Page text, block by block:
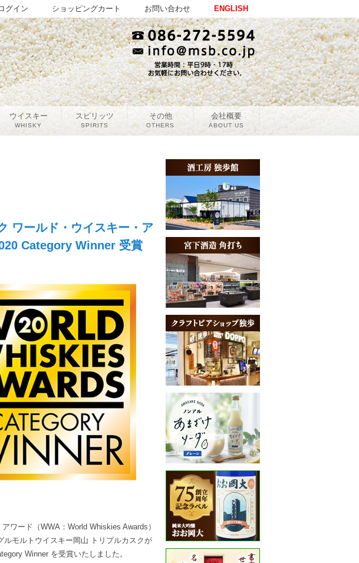
ワールド・ウイスキー・ア
Category Winner 受賞
ワード（WWA：World Whiskies Awards）
ルモルトウイスキー岡山 トリプルカスクが
Winner を受賞いたしました。
ウイスキー
WHISKY
スピリッツ
SPIRITS
その他
OTHERS
会社概要
ABOUT US
ENGLISH
お問い合わせ
ショッピングカート
グイン